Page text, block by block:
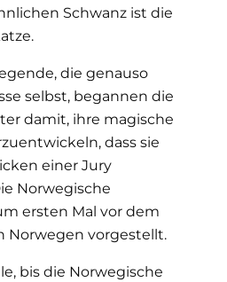
Schwanz ist die
die genauso
selbst, begannen die
damit, ihre magische
dass sie
einer Jury
Norwegische
ersten Mal vor dem
Norwegen vorgestellt.
bis die Norwegische